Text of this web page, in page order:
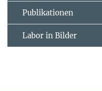
Publikationen
Labor in Bilder